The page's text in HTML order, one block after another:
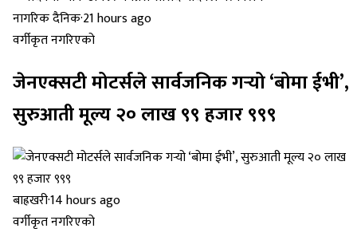
नागरिक दैनिक·21 hours ago
वर्गीकृत नगरिएको
जेनएक्सटी मोटर्सले सार्वजनिक गर्‍यो ‘बोमा ईभी’,
सुरुआती मूल्य २० लाख ९९ हजार ९९९
बाह्रखरी·14 hours ago
वर्गीकृत नगरिएको